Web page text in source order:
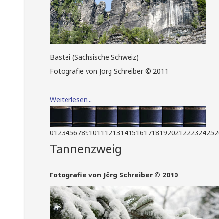
Bastei (Sächsische Schweiz)
Fotografie von Jörg Schreiber © 2011
Weiterlesen...
Brockhaus Biosphäre
Fotografie von Jörg Schreiber © 2009
01 234567891011 12131415161718192021 22232425
Tannenzweig
Fotografie von Jörg Schreiber © 2010